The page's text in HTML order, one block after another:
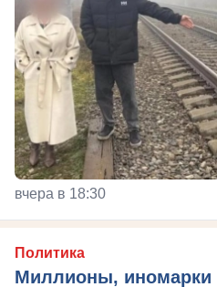
вчера в 18:30
Политика
Миллионы, иномарки